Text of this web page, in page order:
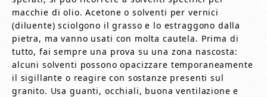
macchie di olio. Acetone o solventi per vernici
(diluente) sciolgono il grasso e lo estraggono dalla
pietra, ma vanno usati con molta cautela. Prima di
tutto, fai sempre una prova su una zona nascosta:
alcuni solventi possono opacizzare temporaneamente
il sigillante o reagire con sostanze presenti sul
granito. Usa guanti, occhiali, buona ventilazione e